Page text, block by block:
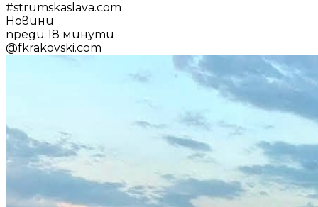
#strumskaslava.com
Новини
преди 18 минути
@fkrakovski.com